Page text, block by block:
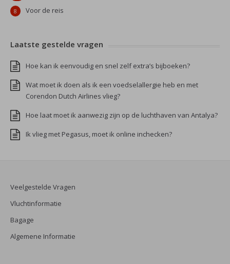
Voor de reis
8
Laatste gestelde vragen
Hoe kan ik eenvoudig en snel zelf extra’s bijboeken?
Wat moet ik doen als ik een voedselallergie heb en met
Corendon Dutch Airlines vlieg?
Hoe laat moet ik aanwezig zijn op de luchthaven van Antalya?
Ik vlieg met Pegasus, moet ik online inchecken?
Veelgestelde Vragen
Vluchtinformatie
Bagage
Algemene Informatie